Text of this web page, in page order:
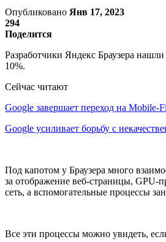
Опубликовано Янв 17, 2023
294
Поделится
Разработчики Яндекс Браузера
10%.
Сейчас читают
Google завершает переход на Mobile-
Google усиливает борьбу с
Под капотом у Браузера много
за отображение веб-страницы, GPU-
сеть, а вспомогательные процессы
Все эти процессы можно увидеть,